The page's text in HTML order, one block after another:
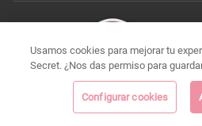
Todos los derechos
Usamos cookies para mejorar tu
Secret. ¿Nos das permiso para
Configurar cookies